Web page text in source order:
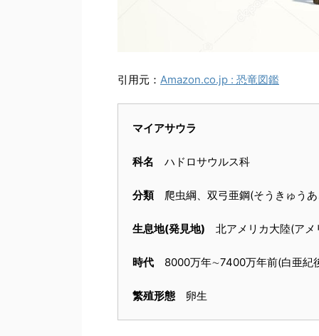
引用元： Amazon.co.jp : 恐竜図鑑
マイアサウラ
科名 ハドロサウルス科
分類爬虫綱、双弓亜鋼(そうきゅうあ
生息地(発見地) 北アメリカ大陸(アメ
時代 8000万年∼7400万年前(白亜紀
繁殖形態 卵生